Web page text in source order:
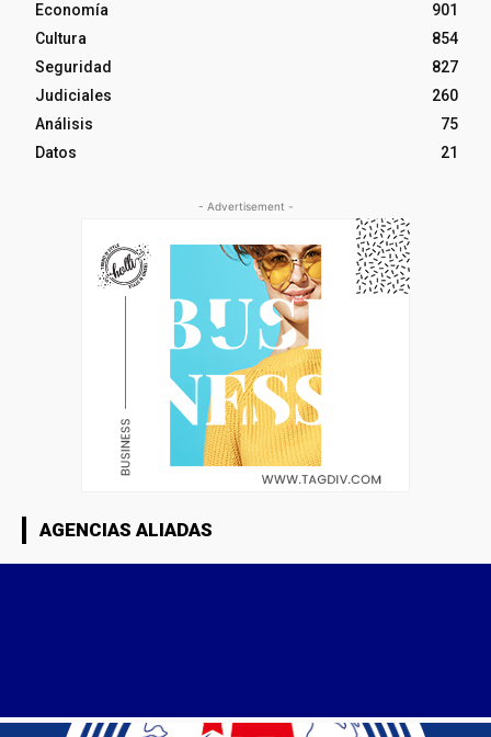
Economía
901
Cultura
854
Seguridad
827
Judiciales
260
Análisis
75
Datos
21
- Advertisement -
AGENCIAS ALIADAS